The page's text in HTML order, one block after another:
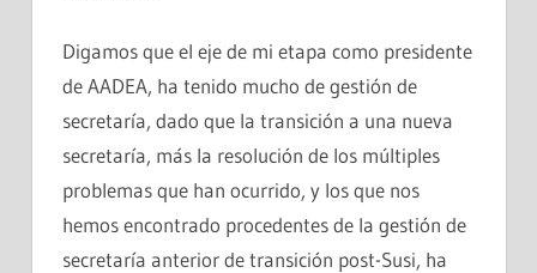
Digamos que el eje de mi etapa como presidente
de AADEA, ha tenido mucho de gestión de
secretaría, dado que la transición a una nueva
secretaría, más la resolución de los múltiples
problemas que han ocurrido, y los que nos
hemos encontrado procedentes de la gestión de
secretaría anterior de transición post-Susi, ha